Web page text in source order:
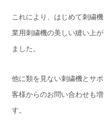
これにより、はじめて刺繍
業用刺繍機の美しい縫い上
ました。
他に類を見ない刺繍機とサ
客様からのお問い合わせも
す。